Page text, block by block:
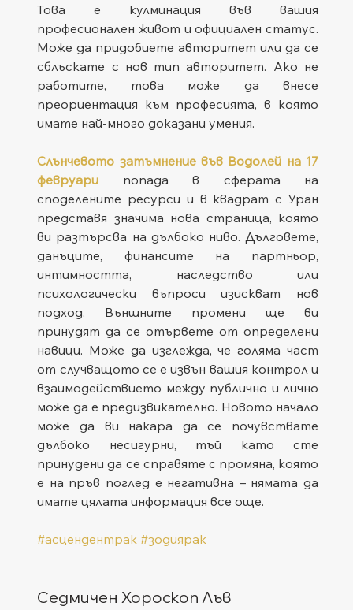
Това е кулминация във вашия
професионален живот и официален статус.
Може да придобиете авторитет или да се
сблъскате с нов тип авторитет. Ако не
работите, това може да внесе
преориентация към професията, в която
имате най-много доказани умения.
Слънчевото затъмнение във Водолей на 17
февруари попада в сферата на
споделените ресурси и в квадрат с Уран
представя значима нова страница, която
ви разтърсва на дълбоко ниво. Дълговете,
данъците, финансите на партньор,
интимността, наследство или
психологически въпроси изискват нов
подход. Външните промени ще ви
принудят да се отървете от определени
навици. Може да изглежда, че голяма част
от случващото се е извън вашия контрол и
взаимодействието между публично и лично
може да е предизвикателно. Новото начало
може да ви накара да се почувствате
дълбоко несигурни, тъй като сте
принудени да се справяте с промяна, която
е на пръв поглед е негативна – нямата да
имате цялата информация все още.
#асцендентрак #зодиярак
Седмичен Хороскоп Лъв